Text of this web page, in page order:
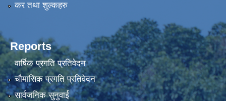
कर तथा शुल्कहरु
Reports
वार्षिक प्रगति प्रतिवेदन
चौमासिक प्रगति प्रतिवेदन
सार्वजनिक सुनुवाई